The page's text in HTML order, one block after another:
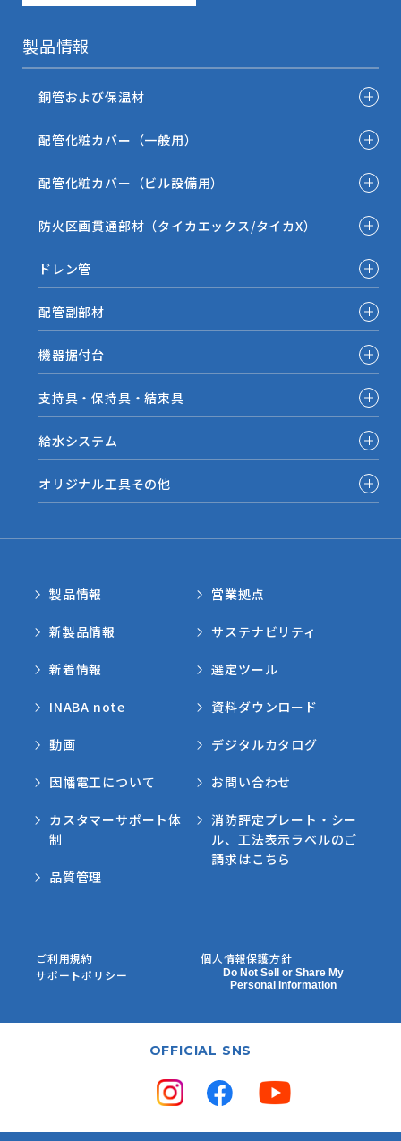
製品情報
銅管および保温材
配管化粧カバー（一般用）
配管化粧カバー（ビル設備用）
防火区画貫通部材（タイカエックス/タイカX）
ドレン管
配管副部材
機器据付台
支持具・保持具・結束具
給水システム
オリジナル工具その他
製品情報
新製品情報
新着情報
INABA note
動画
因幡電工について
カスタマーサポート体
制
品質管理
営業拠点
サステナビリティ
選定ツール
資料ダウンロード
デジタルカタログ
お問い合わせ
消防評定プレート・シー
ル、工法表示ラベルのご
請求はこちら
ご利用規約
個人情報保護方針
サポートポリシー
Do Not Sell or Share My
Personal Information
OFFICIAL SNS